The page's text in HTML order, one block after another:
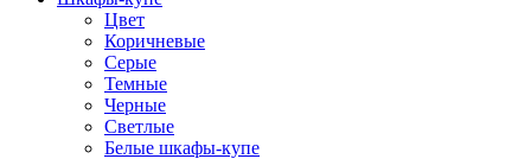
Цвет
Коричневые
Серые
Темные
Черные
Светлые
Белые шкафы-купе